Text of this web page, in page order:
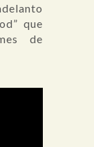
que
de